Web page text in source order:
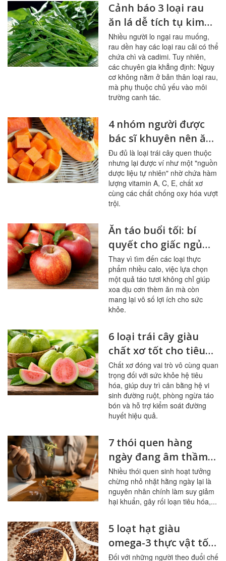
Cảnh báo 3 loại rau
ăn lá dễ tích tụ kim
loại nặng
Nhiều người lo ngại rau muống,
rau dền hay các loại rau cải có thể
chứa chì và cadimi. Tuy nhiên,
các chuyên gia khẳng định: Nguy
cơ không nằm ở bản thân loại rau,
mà phụ thuộc chủ yếu vào môi
trường canh tác.
4 nhóm người được
bác sĩ khuyên nên ăn
đu đủ thường xuyên
Đu đủ là loại trái cây quen thuộc
nhưng lại được ví như một "nguồn
dược liệu tự nhiên" nhờ chứa hàm
lượng vitamin A, C, E, chất xơ
cùng các chất chống oxy hóa vượt
trội.
Ăn táo buổi tối: bí
quyết cho giấc ngủ
ngon, hệ tiêu hóa
khỏe mạnh
Thay vì tìm đến các loại thực
phẩm nhiều calo, việc lựa chọn
một quả táo tươi không chỉ giúp
xoa dịu cơn thèm ăn mà còn
mang lại vô số lợi ích cho sức
khỏe.
6 loại trái cây giàu
chất xơ tốt cho tiêu
hóa, đường huyết
Chất xơ đóng vai trò vô cùng quan
trọng đối với sức khỏe hệ tiêu
hóa, giúp duy trì cân bằng hệ vi
sinh đường ruột, phòng ngừa táo
bón và hỗ trợ kiểm soát đường
huyết hiệu quả.
7 thói quen hàng
ngày đang âm thầm
tàn phá đường ruột
Nhiều thói quen sinh hoạt tưởng
chừng nhỏ nhặt hằng ngày lại là
nguyên nhân chính làm suy giảm
hại khuẩn, gây rối loạn tiêu hóa,...
5 loạt hạt giàu
omega-3 thực vật tốt
nhất cho người ít ăn
Đối với những người theo đuổi chế